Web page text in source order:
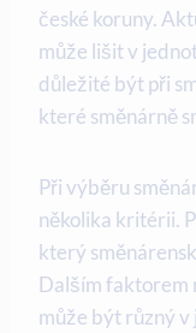
české koruny.
může lišit v
důležité být při
které směnárně
Při výběru
několika kritérii.
který
Dalším faktorem
může být různý v